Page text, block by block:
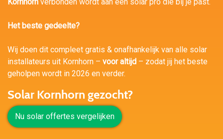
Het beste gedeelte?
Wij doen dit compleet gratis & onafhankelijk van alle solar
installateurs uit Kornhorn – voor altijd – zodat jij het beste
geholpen wordt in 2026 en verder.
Solar Kornhorn gezocht?
Nu solar offertes vergelijken